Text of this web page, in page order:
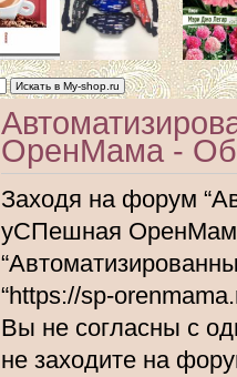
ОренМама -
Заходя на форум
уСПешная
“https://sp-
Вы не согласны с
не заходите на